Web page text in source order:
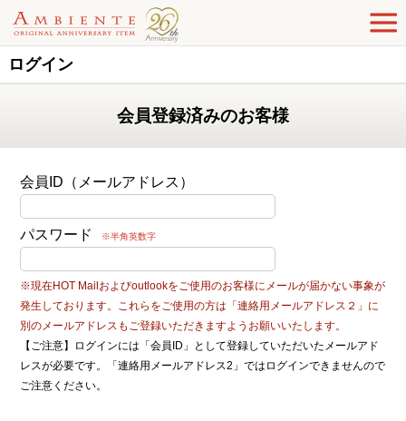
ログイン
会員登録済みのお客様
会員ID（メールアドレス）
パスワード ※半角英数字
※現在HOT Mailおよびoutlookをご使用のお客様にメールが届かない事象が
発生しております。これらをご使用の方は「連絡用メールアドレス２」に
別のメールアドレスもご登録いただきますようお願いいたします。
【ご注意】ログインには「会員ID」として登録していただいたメールアド
レスが必要です。「連絡用メールアドレス2」ではログインできませんので
ご注意ください。